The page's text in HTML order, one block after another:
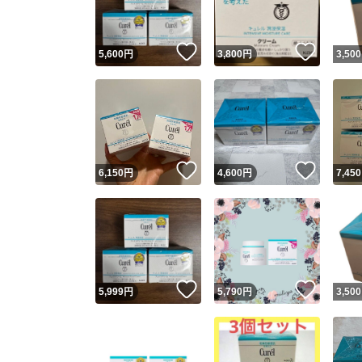
5,600円 いいね！
3,800円 いいね
3,500
6,150円 いいね！
4,600円 いいね
7,450
5,999円 いいね！
5,790円 いいね
3,500